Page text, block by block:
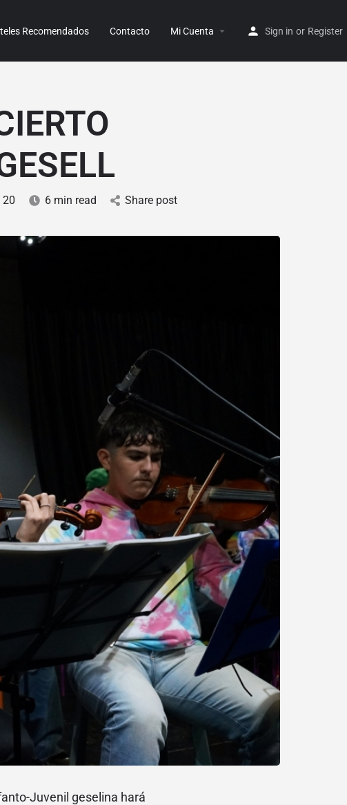
Recomendados Contacto Mi Cuenta Sign in or Register
6 min read Share post
Juvenil geselina hará